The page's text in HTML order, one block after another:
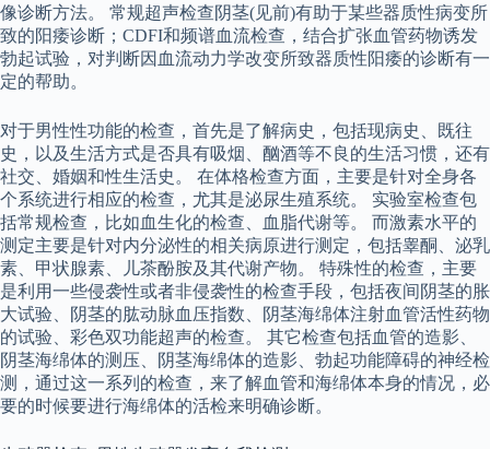
像诊断方法。 常规超声检查阴茎(见前)有助于某些器质性病变所
致的阳痿诊断；CDFI和频谱血流检查，结合扩张血管药物诱发
勃起试验，对判断因血流动力学改变所致器质性阳痿的诊断有一
定的帮助。
对于男性性功能的检查，首先是了解病史，包括现病史、既往
史，以及生活方式是否具有吸烟、酗酒等不良的生活习惯，还有
社交、婚姻和性生活史。 在体格检查方面，主要是针对全身各
个系统进行相应的检查，尤其是泌尿生殖系统。 实验室检查包
括常规检查，比如血生化的检查、血脂代谢等。 而激素水平的
测定主要是针对内分泌性的相关病原进行测定，包括睾酮、泌乳
素、甲状腺素、儿茶酚胺及其代谢产物。 特殊性的检查，主要
是利用一些侵袭性或者非侵袭性的检查手段，包括夜间阴茎的胀
大试验、阴茎的肱动脉血压指数、阴茎海绵体注射血管活性药物
的试验、彩色双功能超声的检查。 其它检查包括血管的造影、
阴茎海绵体的测压、阴茎海绵体的造影、勃起功能障碍的神经检
测，通过这一系列的检查，来了解血管和海绵体本身的情况，必
要的时候要进行海绵体的活检来明确诊断。